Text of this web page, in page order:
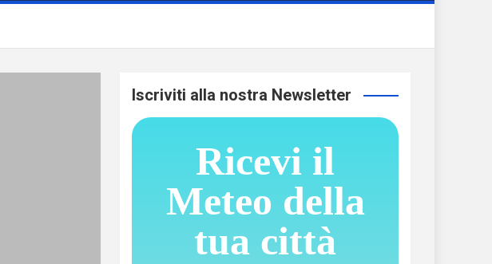
Iscriviti alla nostra Newsletter
Ricevi il
Meteo della
tua città